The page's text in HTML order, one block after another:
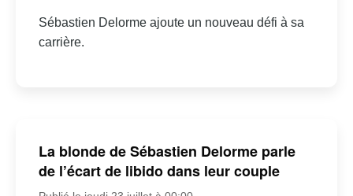
Sébastien Delorme ajoute un nouveau défi à sa
carrière.
La blonde de Sébastien Delorme parle
de l’écart de libido dans leur couple